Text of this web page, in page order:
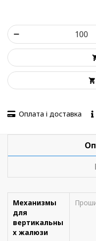
Оплата і доставка
Механизмы
для
вертикальны
х жалюзи